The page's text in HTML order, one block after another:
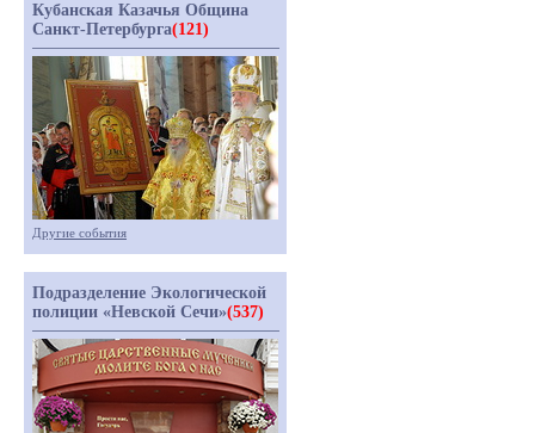
Кубанская Казачья Община
Санкт-Петербурга(121)
Другие события
Подразделение Экологической
полиции «Невской Сечи»(537)